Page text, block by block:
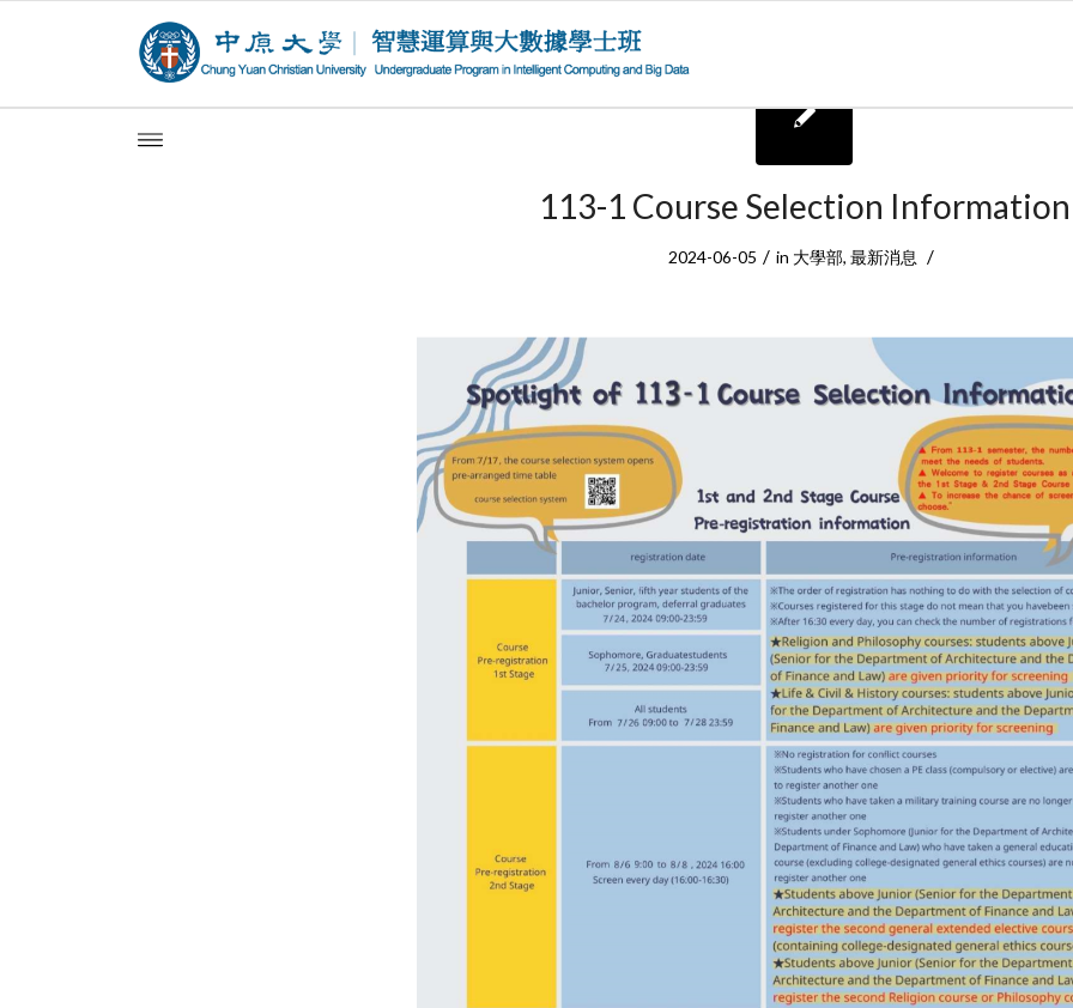
113-1 Course Selection Information
2024-06-05 / in 大學部,最新消息 /